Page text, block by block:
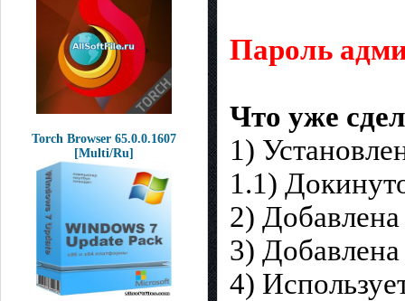
Torch Browser 65.0.0.1607
[Multi/Ru]
Пароль
Что уже
1)
1.1)
2)
3)
4)